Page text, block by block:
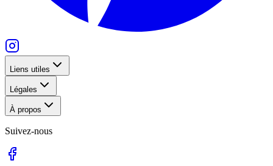
Liens utiles
Légales
À propos
Suivez-nous